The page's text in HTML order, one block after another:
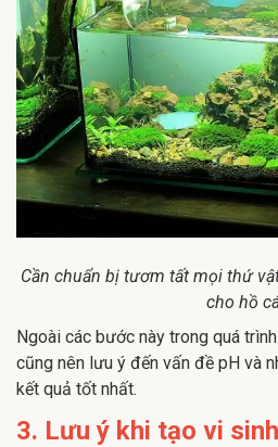
Cần chuẩn bị tươm tất mọi thứ
cho hồ
Ngoài các bước này trong quá
cũng nên lưu ý đến vấn đề pH và
kết quả tốt nhất.
3. Lưu ý khi tạo vi